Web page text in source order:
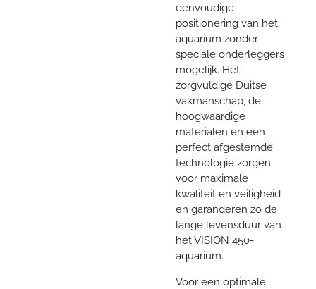
eenvoudige
positionering van het
aquarium zonder
speciale onderleggers
mogelijk. Het
zorgvuldige Duitse
vakmanschap, de
hoogwaardige
materialen en een
perfect afgestemde
technologie zorgen
voor maximale
kwaliteit en veiligheid
en garanderen zo de
lange levensduur van
het VISION 450-
aquarium.
Voor een optimale